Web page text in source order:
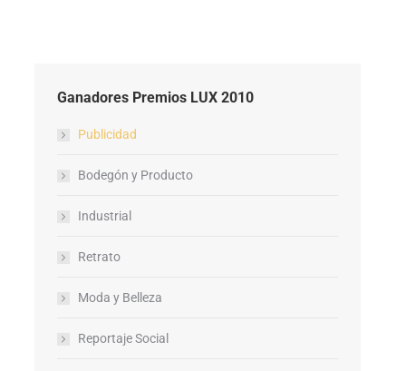
Ganadores Premios LUX 2010
Publicidad
Bodegón y Producto
Industrial
Retrato
Moda y Belleza
Reportaje Social